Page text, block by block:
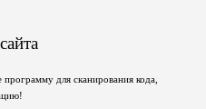
для сканирования кода,